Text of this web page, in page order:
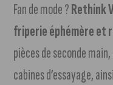
Fan de mode ?Rethink
friperie éphémère et
pièces de seconde
cabines d’essayage,